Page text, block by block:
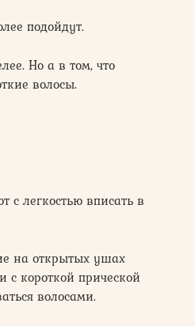
подойдут.
Но а в том, что
волосы.
легкостью вписать в
на открытых ушах
с короткой прической
волосами.